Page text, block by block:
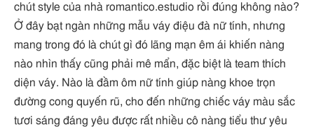
chút style của nhà romantico.estudio rồi đúng không nào?
Ở đây bạt ngàn những mẫu váy điệu đà nữ tính, nhưng
mang trong đó là chút gì đó lãng mạn êm ái khiến nàng
nào nhìn thấy cũng phải mê mẩn, đặc biệt là team thích
diện váy. Nào là đầm ôm nữ tính giúp nàng khoe trọn
đường cong quyến rũ, cho đến những chiếc váy màu sắc
tươi sáng đáng yêu được rất nhiều cô nàng tiểu thư yêu